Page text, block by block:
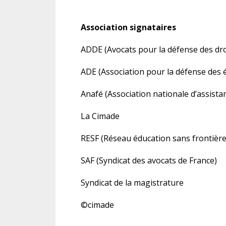
Association signataires
ADDE (Avocats pour la défense des
ADE (Association pour la défense
Anafé (Association nationale
La Cimade
RESF (Réseau éducation sans
SAF (Syndicat des avocats de France)
Syndicat de la magistrature
©cimade